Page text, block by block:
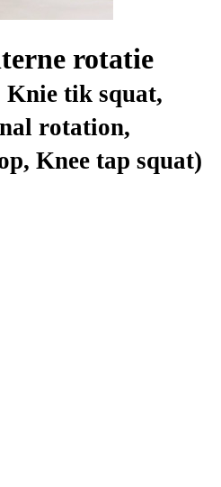
rotatie
tik squat,
rotation,
Knee tap squat)